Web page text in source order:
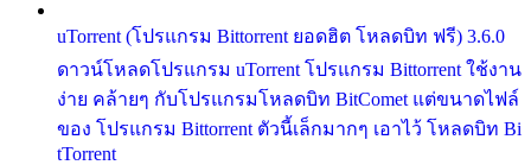
uTorrent (โปรแกรม Bittorrent ยอดฮิต โหลดบิท ฟรี) 3.6.0
ดาวน์โหลดโปรแกรม uTorrent โปรแกรม Bittorrent ใช้งาน
ง่าย คล้ายๆ กับโปรแกรมโหลดบิท BitComet แต่ขนาดไฟล์
ของ โปรแกรม Bittorrent ตัวนี้เล็กมากๆ เอาไว้ โหลดบิท Bi
tTorrent